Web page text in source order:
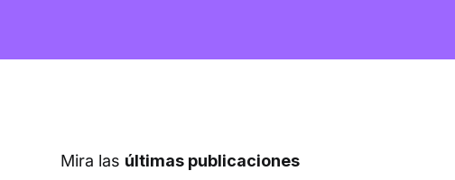
Mira las últimas publicaciones